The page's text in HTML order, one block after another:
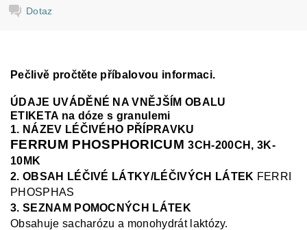
Dotaz
Pečlivě pročtěte příbalovou informaci.
ÚDAJE UVÁDĚNÉ NA VNĚJŠÍM OBALU
ETIKETA na dóze s granulemi
1. NÁZEV LÉČIVÉHO PŘÍPRAVKU
FERRUM PHOSPHORICUM3CH-200CH, 3K-
10MK
2. OBSAH LÉČIVÉ LÁTKY/LÉČIVÝCH LÁTEK FERRI
PHOSPHAS
3. SEZNAM POMOCNÝCH LÁTEK
Obsahuje sacharózu a monohydrát laktózy.